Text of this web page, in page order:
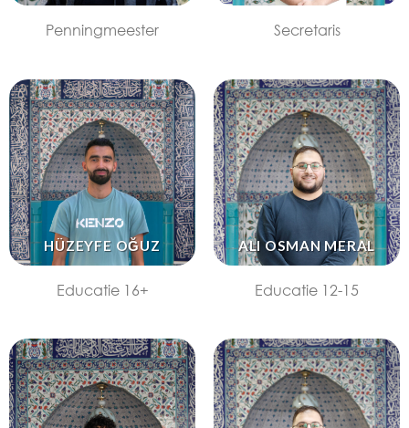
Penningmeester Secretaris
HÜZEYFE OĞUZ
Educatie 16+
ALI OSMAN MERAL
Educatie 12-15